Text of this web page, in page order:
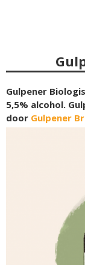
Gulpener
5,5% alcohol.
door Gulpener